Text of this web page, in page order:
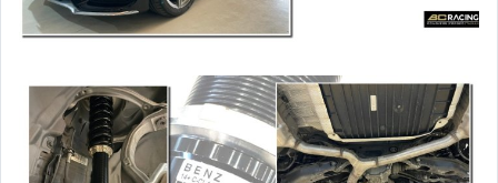
黑框尾燈.圓燈型尾燈.LED尾燈
前後保桿側燈.後保桿LED反光片
原廠型霧燈.晶鑽及燻黑霧燈.
各車系LED後保桿下霧燈